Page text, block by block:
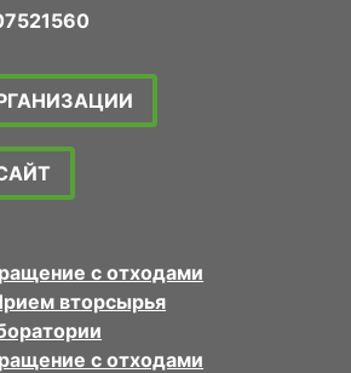
с отходами
вторсырья
с отходами